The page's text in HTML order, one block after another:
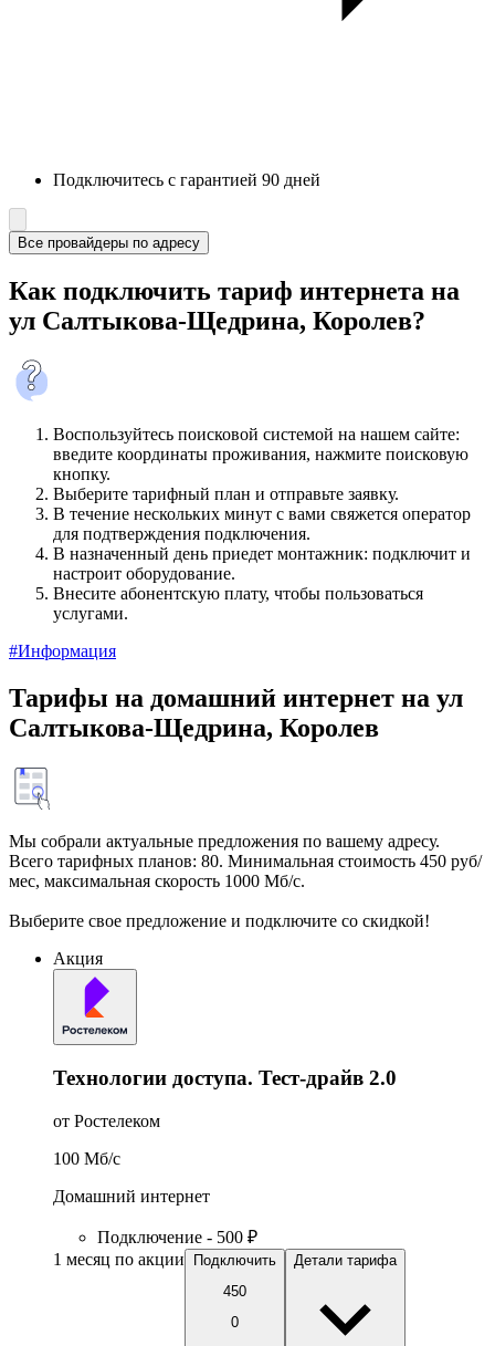
Подключитесь с гарантией 90 дней
Все провайдеры по адресу
Как подключить тариф интернета на
ул Салтыкова-Щедрина, Королев?
Воспользуйтесь поисковой системой на нашем сайте:
введите координаты проживания, нажмите поисковую
кнопку.
Выберите тарифный план и отправьте заявку.
В течение нескольких минут с вами свяжется оператор
для подтверждения подключения.
В назначенный день приедет монтажник: подключит и
настроит оборудование.
Внесите абонентскую плату, чтобы пользоваться
услугами.
#Информация
Тарифы на домашний интернет на ул
Салтыкова-Щедрина, Королев
Мы собрали актуальные предложения по вашему адресу.
Всего тарифных планов: 80. Минимальная стоимость 450 руб/
мес, максимальная скорость 1000 Мб/с.
Выберите свое предложение и подключите со скидкой!
Акция
Технологии доступа. Тест-драйв 2.0
от Ростелеком
100 Мб/c
Домашний интернет
Подключение - 500 ₽
1 месяц по акции
Подключить
450
0
Детали тарифа